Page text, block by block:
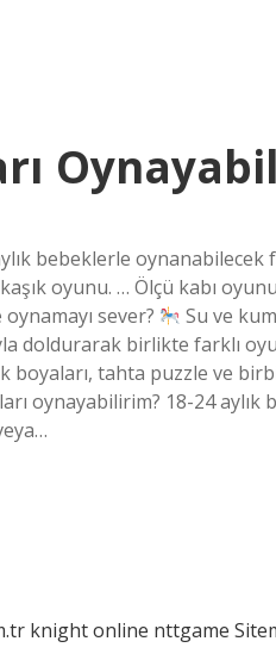
bebeklerle oynanabilecek
oyunu. … Ölçü kabı
sever?
Su ve
doldurarak birlikte farklı
boyaları, tahta puzzle ve
oynayabilirim? 18-24 aylık
knight online nttgame